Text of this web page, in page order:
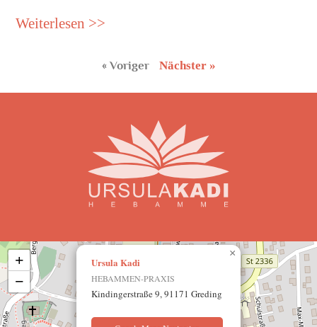
Weiterlesen >>
« Voriger Nächster »
Ursula Kadi
HEBAMMEN-PRAXIS
Kindingerstraße 9, 91171 Greding
×
+
−